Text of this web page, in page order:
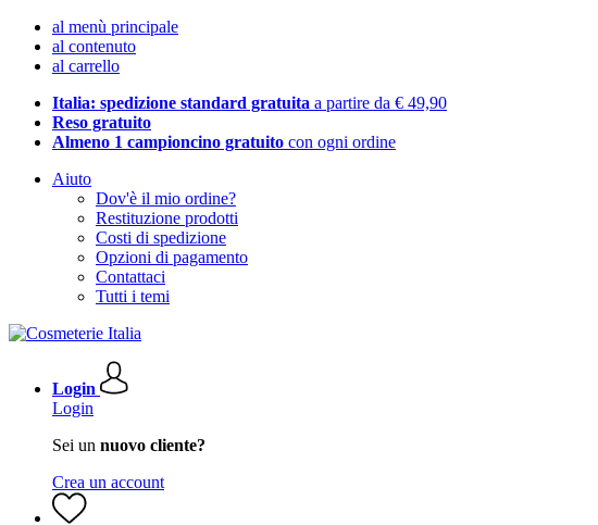
al menù principale
al contenuto
al carrello
Italia: spedizione standard gratuita a partire da € 49,90
Reso gratuito
Almeno 1 campioncino gratuito con ogni ordine
Aiuto
Dov'è il mio ordine?
Restituzione prodotti
Costi di spedizione
Opzioni di pagamento
Contattaci
Tutti i temi
Login
Login
Sei un nuovo cliente?
Crea un account